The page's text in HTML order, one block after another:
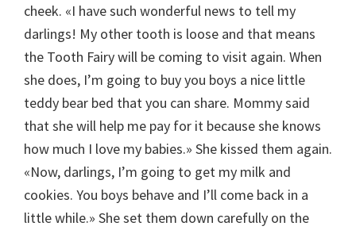
cheek. «I have such wonderful news to tell my
darlings! My other tooth is loose and that means
the Tooth Fairy will be coming to visit again. When
she does, I’m going to buy you boys a nice little
teddy bear bed that you can share. Mommy said
that she will help me pay for it because she knows
how much I love my babies.» She kissed them again.
«Now, darlings, I’m going to get my milk and
cookies. You boys behave and I’ll come back in a
little while.» She set them down carefully on the